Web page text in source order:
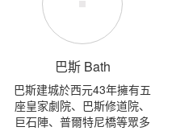
巴斯 Bath
巴斯建城於西元43年擁有五
座皇家劇院、巴斯修道院、
巨石陣、普爾特尼橋等眾多